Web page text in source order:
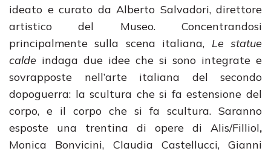
ideato e curato da Alberto Salvadori, direttore
artistico del Museo. Concentrandosi
principalmente sulla scena italiana, Le statue
calde indaga due idee che si sono integrate e
sovrapposte nell’arte italiana del secondo
dopoguerra: la scultura che si fa estensione del
corpo, e il corpo che si fa scultura. Saranno
esposte una trentina di opere di Alis/Filliol,
Monica Bonvicini, Claudia Castellucci, Gianni